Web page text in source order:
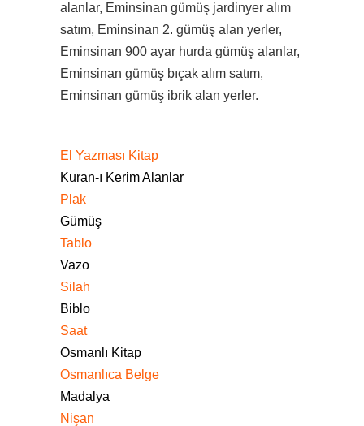
alanlar, Eminsinan gümüş jardinyer alım
satım, Eminsinan 2. gümüş alan yerler,
Eminsinan 900 ayar hurda gümüş alanlar,
Eminsinan gümüş bıçak alım satım,
Eminsinan gümüş ibrik alan yerler.
El Yazması Kitap
Kuran-ı Kerim Alanlar
Plak
Gümüş
Tablo
Vazo
Silah
Biblo
Saat
Osmanlı Kitap
Osmanlıca Belge
Madalya
Nişan